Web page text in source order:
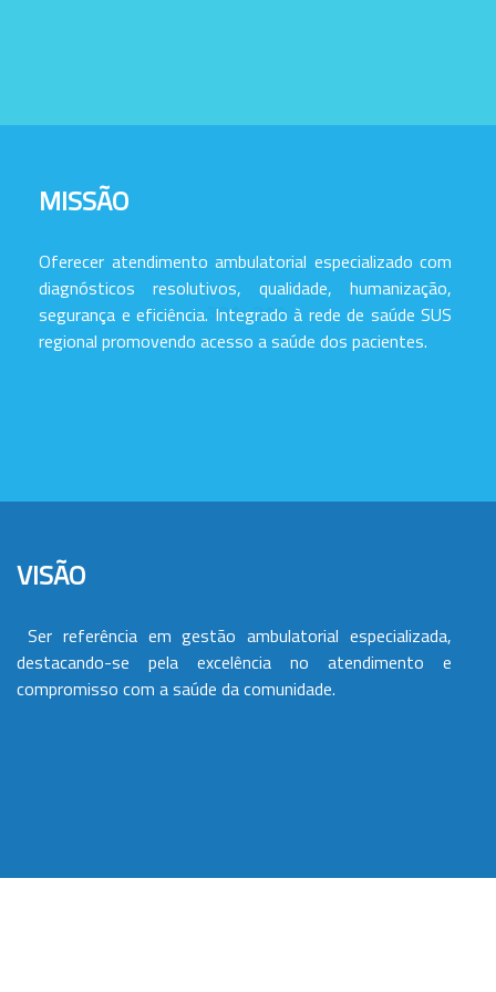
MISSÃO
Oferecer atendimento ambulatorial especializado com
diagnósticos resolutivos, qualidade, humanização,
segurança e eficiência. Integrado à rede de saúde SUS
regional promovendo acesso a saúde dos pacientes.
VISÃO
Ser referência em gestão ambulatorial especializada,
destacando-se pela excelência no atendimento e
compromisso com a saúde da comunidade.